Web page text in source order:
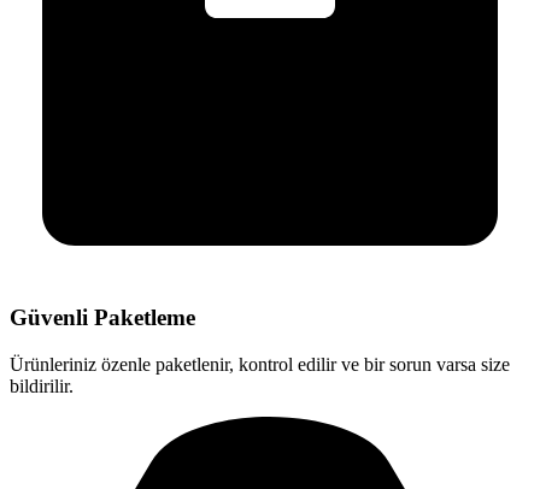
Güvenli Paketleme
Ürünleriniz özenle paketlenir, kontrol edilir ve bir sorun varsa size
bildirilir.